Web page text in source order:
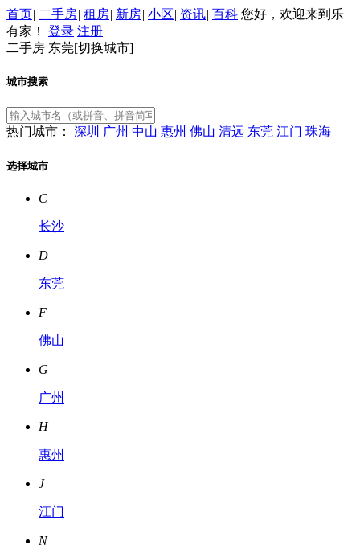
首页| 二手房| 租房| 新房| 小区| 资讯| 百科 您好，欢迎来到乐
有家！
登录 注册
二手房 东莞[切换城市]
城市搜索
热门城市： 深圳 广州 中山 惠州 佛山 清远 东莞 江门 珠海
选择城市
C
长沙
D
东莞
F
佛山
G
广州
H
惠州
J
江门
N